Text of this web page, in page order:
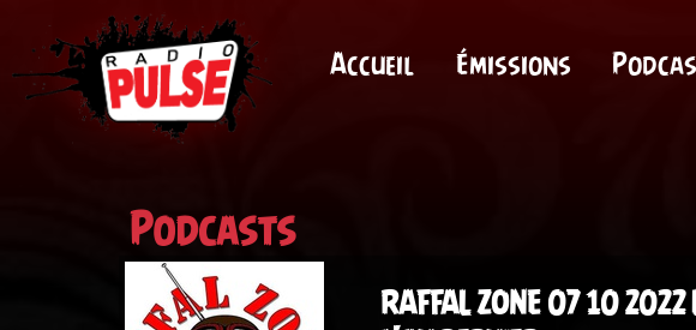
Accueil Émissions
Podcasts
RAFFAL ZONE 07 10